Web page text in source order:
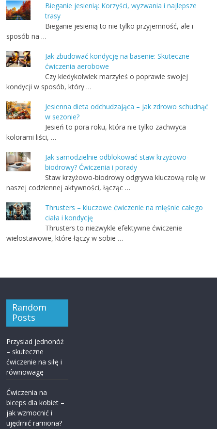
Bieganie jesienią: Korzyści, wyzwania i najlepsze
trasy
Bieganie jesienią to nie tylko przyjemność, ale i
sposób na …
Jak zbudować kondycję na basenie: Skuteczne
ćwiczenia aerobowe
Czy kiedykolwiek marzyłeś o poprawie swojej
kondycji w sposób, który …
Jesienna dieta odchudzająca – jak zdrowo schudnąć
w sezonie?
Jesień to pora roku, która nie tylko zachwyca
kolorami liści, …
Jak samodzielnie odblokować staw krzyżowo-
biodrowy? Ćwiczenia i porady
Staw krzyżowo-biodrowy odgrywa kluczową rolę w
naszej codziennej aktywności, łącząc …
Thrusters – kluczowe ćwiczenie na mięśnie całego
ciała i kondycję
Thrusters to niezwykle efektywne ćwiczenie
wielostawowe, które łączy w sobie …
Random
Posts
Przysiad jednonóż
– skuteczne
ćwiczenie na siłę i
równowagę
Ćwiczenia na
biceps dla kobiet –
jak wzmocnić i
ujędrnić ramiona?